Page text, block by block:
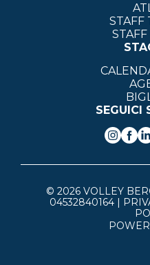
STAFF
SEGUICI
© 2026 VOLLEY
04532840164 |